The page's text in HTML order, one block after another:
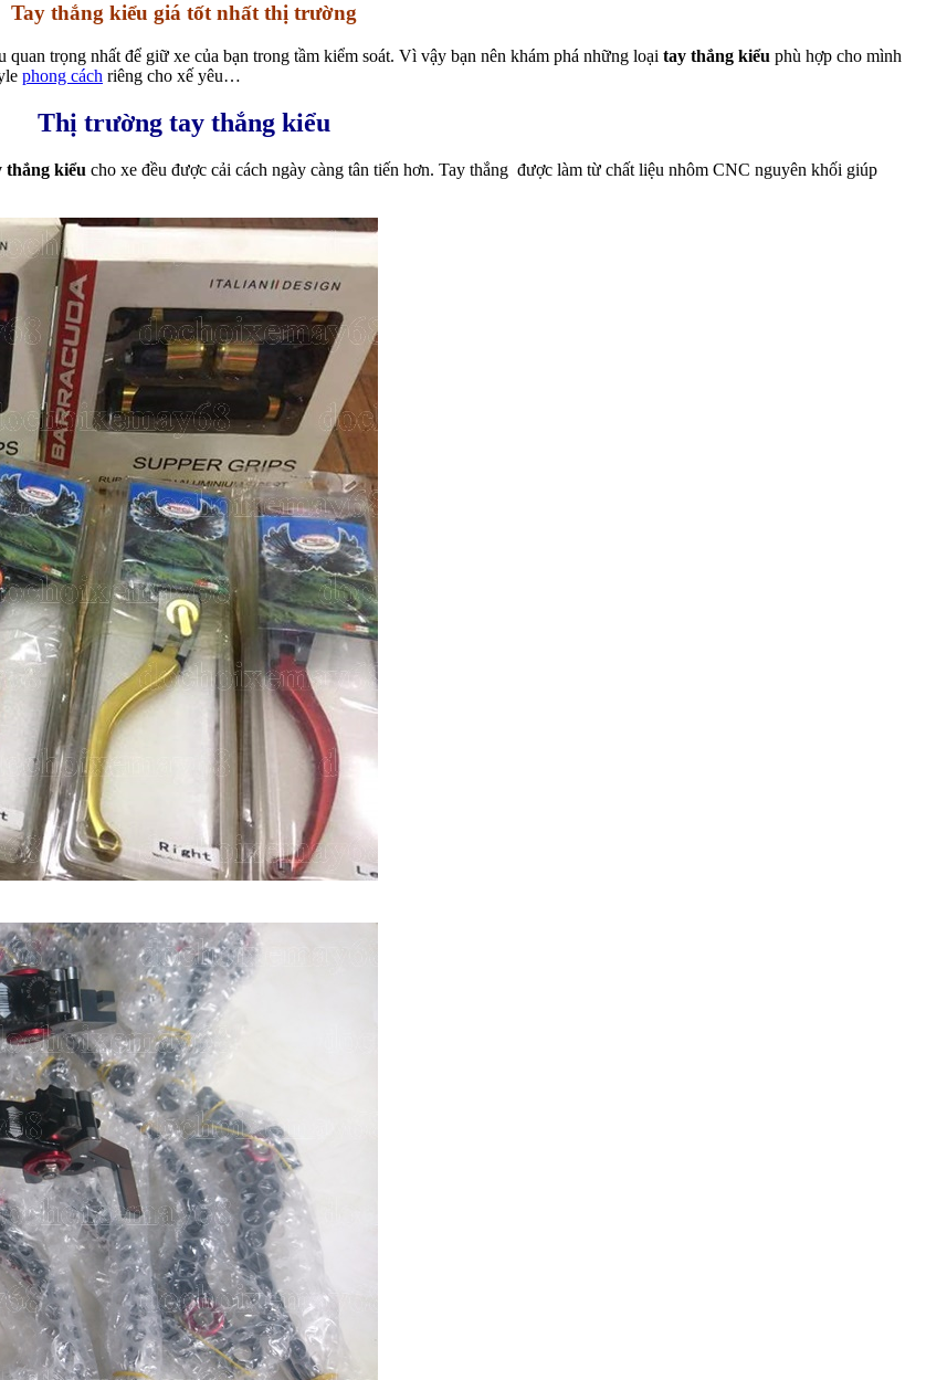
Tay thắng kiểu giá tốt nhất thị trường
trọng nhất để giữ xe của bạn trong tầm kiểm soát. Vì vậy bạn nên khám phá những loại tay thắng kiểu phù hợp cho mình
phong cách riêng cho xế yêu…
Thị trường tay thắng kiểu
thắng kiểu cho xe đều được cải cách ngày càng tân tiến hơn. Tay thắng được làm từ chất liệu nhôm CNC nguyên khối giúp